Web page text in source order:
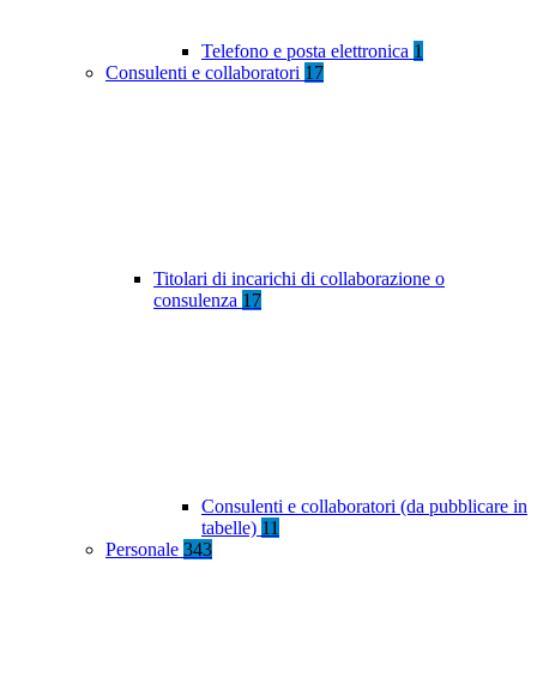
Telefono e posta elettronica 1
Consulenti e collaboratori 17
Titolari di incarichi di collaborazione o
consulenza 17
Consulenti e collaboratori (da pubblicare in
tabelle) 11
Personale 343